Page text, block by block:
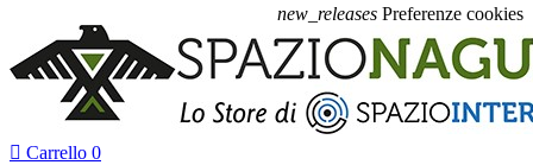
new_releases Preferenze cookies
 Carrello 0